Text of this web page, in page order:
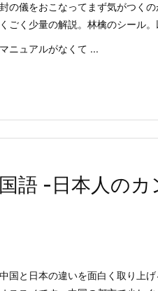
封の儀をおこなってまず気がつく
くごく少量の解説。林檎のシール。
マニュアルがなくて ...
語 -日本人の
中国と日本の違いを面白く取り上